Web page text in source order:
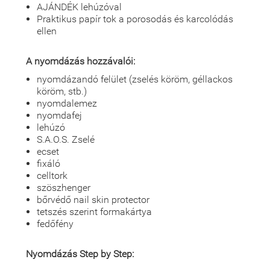
AJÁNDÉK lehúzóval
Praktikus papír tok a porosodás és karcolódás
ellen
A nyomdázás hozzávalói:
nyomdázandó felület (zselés köröm, géllackos
köröm, stb.)
nyomdalemez
nyomdafej
lehúzó
S.A.O.S. Zselé
ecset
fixáló
celltork
szöszhenger
bőrvédő nail skin protector
tetszés szerint formakártya
fedőfény
Nyomdázás Step by Step: